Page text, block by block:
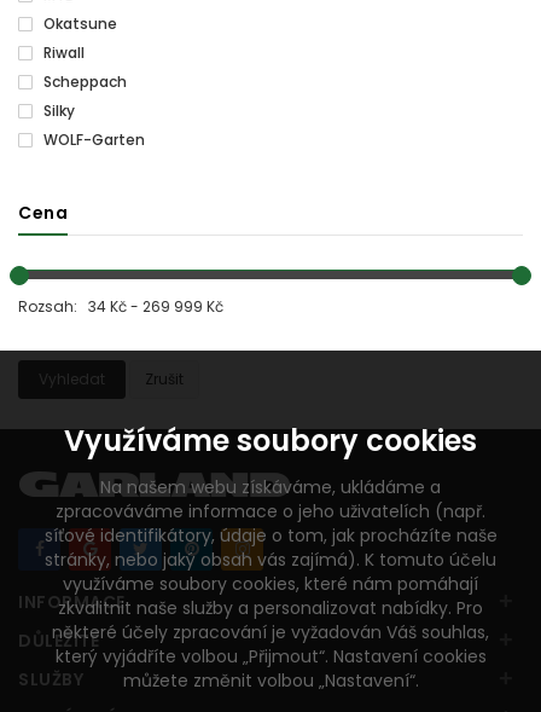
Okatsune
Riwall
Scheppach
Silky
WOLF-Garten
Cena
Rozsah: 34 Kč - 269 999 Kč
Vyhledat Zrušit
INFORMACE
DŮLEŽITÉ
SLUŽBY
Využíváme soubory cookies
Na našem webu získáváme, ukládáme a
zpracováváme informace o jeho uživatelích (např.
síťové identifikátory, údaje o tom, jak procházíte naše
stránky, nebo jaký obsah vás zajímá). K tomuto účelu
využíváme soubory cookies, které nám pomáhají
zkvalitnit naše služby a personalizovat nabídky. Pro
některé účely zpracování je vyžadován Váš souhlas,
který vyjádříte volbou „Přijmout“. Nastavení cookies
můžete změnit volbou „Nastavení“.